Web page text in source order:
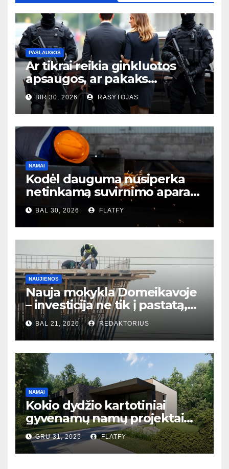
PASLAUGOS
Ar tikrai reikia ginkluotos
apsaugos, ar pakaks
išmaniųjų kamerų?
BIR 30, 2026 RASYTOJAS
NAMAI
Kodėl dauguma nusiperka
netinkamą suvirnimo aparatą
– ir to net nesupranta?
BAL 30, 2026 FLATFY
NAUJIENOS
Nauja mokykla Domeikavoje
– investicija ne tik į pastatą,
bet ir į bendruomenės ateitį
BAL 21, 2026 REDAKTORIUS
NAMAI
Kokio dydžio kartotiniai
gyvenamų namų projektai
populiariausi Lietuvoje?
GRU 31, 2025 FLATFY